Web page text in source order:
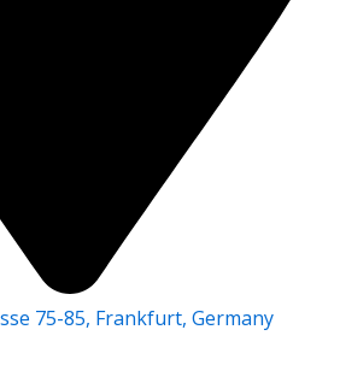
75-85, Frankfurt, Germany